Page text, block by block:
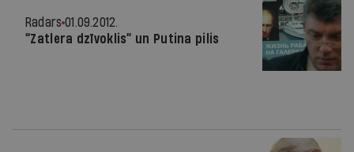
Radars 01.09.2012.
“Zatlera dzīvoklis” un Putina pilis